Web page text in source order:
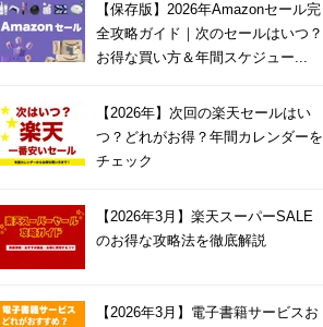
【保存版】2026年Amazonセール完
全攻略ガイド｜次のセールはいつ？
お得な買い方＆年間スケジュー...
【2026年】次回の楽天セールはい
つ？どれがお得？年間カレンダーを
チェック
【2026年3月】楽天スーパーSALE
のお得な攻略法を徹底解説
【2026年3月】電子書籍サービスお